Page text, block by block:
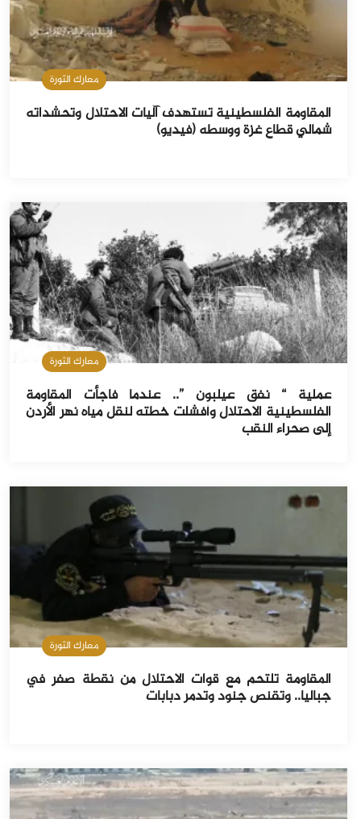
معارك الثورة
المقاومة الفلسطينية تستهدف آليات الاحتلال وتحشداته
شمالي قطاع غزة ووسطه (فيديو)
معارك الثورة
عملية “ نفق عيلبون ”.. عندما فاجأت المقاومة
الفلسطينية الاحتلال وأفشلت خطته لنقل مياه نهر الأردن
إلى صحراء النقب
معارك الثورة
المقاومة تلتحم مع قوات الاحتلال من نقطة صفر في
جباليا.. وتقنص جنود وتدمر دبابات